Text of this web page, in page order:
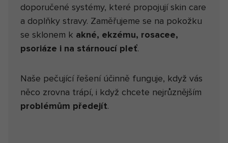
doporučené systémy, které propojují skin care
a doplňky stravy. Zaměřujeme se na pokožku
se sklonem k akné, ekzému, rosacee,
psoriáze i na stárnoucí pleť.
Naše pečující řešení účinně funguje, když vás
něco zrovna trápí, i když chcete nejrůznějším
problémům předejít.